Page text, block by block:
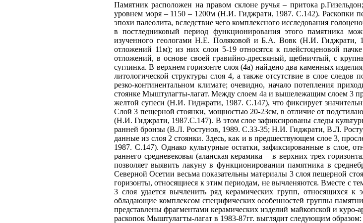
Памятник расположен на правом склоне ручья – притока
уровнем моря – 1150 – 1200м (Н.И. Гиджрати, 1987. С.142). Раскопки
эпохи палеолита, вследствие чего комплексного исследования
в постледниковый период функционирования этого памятника
изученного геологами Н.Е. Поляковой и Б.А. Вовк (Н.И. Гиджрати,
отложений 11м); из них слои 5-19 относятся к плейстоценовой
отложений, в основе своей гравийно-дресвяный, щебничтый, с
суглинка. В верхнем горизонте слоя (4а) найдено два каменных
литологической структуры слоя 4, а также отсутствие в слое следов
резко-континентальном климате; очевидно, начало потепления
стоянке Мыштулагты-лагат. Между слоем 4а и вышележащим слоем 3
желтой супеси (Н.И. Гиджрати, 1987. С.147), что фиксирует
Слой 3 пещерной стоянки, мощностью 20-23см, в отличие от
(Н.И. Гиджрати, 1987.С.147). В этом слое зафиксированы следы
ранней бронзы (В.Л. Ростунов, 1989. С.33-35; Н.И. Гиджрати, В.Л.
данные из слоя 2 стоянки. Здесь, как и в предшествующем слое 3,
1987. С.147). Однако культурные остатки, зафиксированные в слое,
раннего средневековья (аланская керамика – в верхних трех
позволяет выявить лакуну в функционировании памятника в
Северной Осетии весьма показательны материалы 3 слоя пещерной
горизонты, относящиеся к этим периодам, не вычленяются. Вместе с
3 слоя удается вычленить ряд керамических групп, относящихся
обладающие комплексом специфических особенностей группы
представлены фрагментами керамических изделий майкопской и куро-
раскопок Мыштулагты-лагат в 1983-87гг. выглядит следующим образом: